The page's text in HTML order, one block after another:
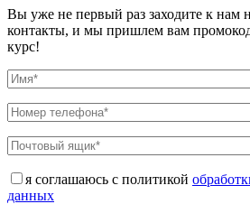
Вы уже не первый раз заходите к нам
контакты, и мы пришлем вам
курс!
я соглашаюсь с политикой
данных